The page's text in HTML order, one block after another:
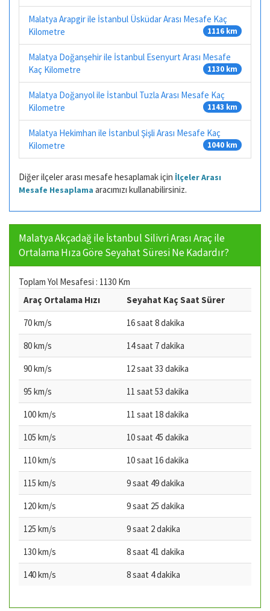
Malatya Arapgir ile İstanbul Üsküdar Arası Mesafe Kaç
Kilometre
1116 km
Malatya Doğanşehir ile İstanbul Esenyurt Arası Mesafe
Kaç Kilometre
1130 km
Malatya Doğanyol ile İstanbul Tuzla Arası Mesafe Kaç
Kilometre
1143 km
Malatya Hekimhan ile İstanbul Şişli Arası Mesafe Kaç
Kilometre
1040 km
Diğer ilçeler arası mesafe hesaplamak için İlçeler Arası
Mesafe Hesaplama aracımızı kullanabilirsiniz.
Malatya Akçadağ ile İstanbul Silivri Arası Araç ile
Ortalama Hıza Göre Seyahat Süresi Ne Kadardır?
Toplam Yol Mesafesi : 1130 Km
Araç Ortalama Hızı
Seyahat Kaç Saat Sürer
70 km/s
16 saat 8 dakika
80 km/s
14 saat 7 dakika
90 km/s
12 saat 33 dakika
95 km/s
11 saat 53 dakika
100 km/s
11 saat 18 dakika
105 km/s
10 saat 45 dakika
110 km/s
10 saat 16 dakika
115 km/s
9 saat 49 dakika
120 km/s
9 saat 25 dakika
125 km/s
9 saat 2 dakika
130 km/s
8 saat 41 dakika
140 km/s
8 saat 4 dakika